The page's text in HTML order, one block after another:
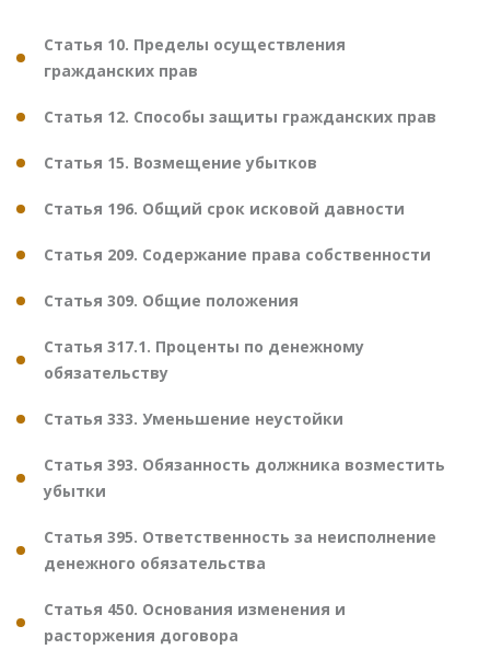
Статья 10. Пределы осуществления
гражданских прав
Статья 12. Способы защиты гражданских прав
Статья 15. Возмещение убытков
Статья 196. Общий срок исковой давности
Статья 209. Содержание права собственности
Статья 309. Общие положения
Статья 317.1. Проценты по денежному
обязательству
Статья 333. Уменьшение неустойки
Статья 393. Обязанность должника возместить
убытки
Статья 395. Ответственность за неисполнение
денежного обязательства
Статья 450. Основания изменения и
расторжения договора